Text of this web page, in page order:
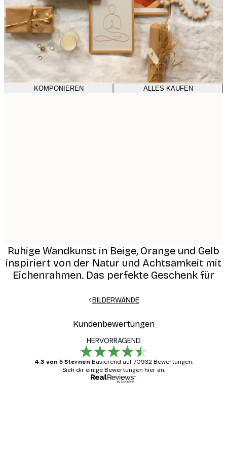
KOMPONIEREN ALLES KAUFEN
Ruhige Wandkunst in Beige, Orange und Gelb
inspiriert von der Natur und Achtsamkeit mit
Eichenrahmen. Das perfekte Geschenk für
BILDERWÄNDE
Kundenbewertungen
HERVORRAGEND
4.3 von 5 Sternen Basierend auf 70932 Bewertungen.
Sieh dir einige Bewertungen hier an.